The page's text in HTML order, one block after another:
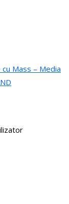
Mass – Media